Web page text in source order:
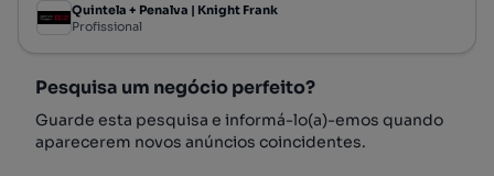
Quintela + Penalva | Knight Frank
Profissional
Pesquisa um negócio perfeito?
Guarde esta pesquisa e informá-lo(a)-emos quando
aparecerem novos anúncios coincidentes.